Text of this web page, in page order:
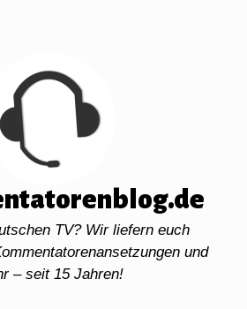
TV? Wir liefern euch
und
– seit 15 Jahren!